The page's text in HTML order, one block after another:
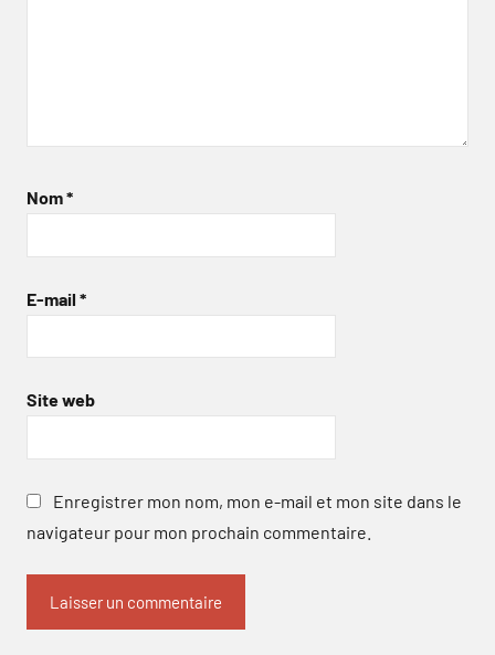
Nom*
E-mail *
Site web
Enregistrer mon nom, mon e-mail et mon site dans le
navigateur pour mon prochain commentaire.